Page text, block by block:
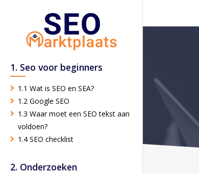
1. Seo voor beginners
1.1 Wat is SEO en SEA?
1.2 Google SEO
1.3 Waar moet een SEO tekst aan
voldoen?
1.4 SEO checklist
2. Onderzoeken